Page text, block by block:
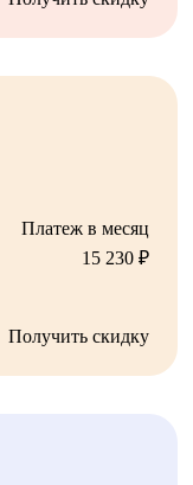
Платеж в месяц
15 230 ₽
Получить скидку